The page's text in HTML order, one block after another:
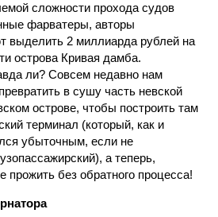
сложности прохода судов
фарватеры, авторы
выделить 2 миллиарда рублей на
острова Кривая дамба.
ли? Совсем недавно нам
в сушу часть невской
острове, чтобы построить там
терминал (который, как и
убыточным, если не
а теперь,
прожить без обратного процесса!